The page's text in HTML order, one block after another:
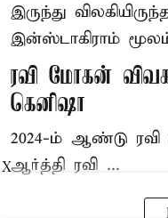
இருந்து
இன்ஸ்டாகிராம்
ரவி மோகன்
கெனிஷா
2024-ம் ஆண்டு
ஆர்த்தி ரவி ...
X